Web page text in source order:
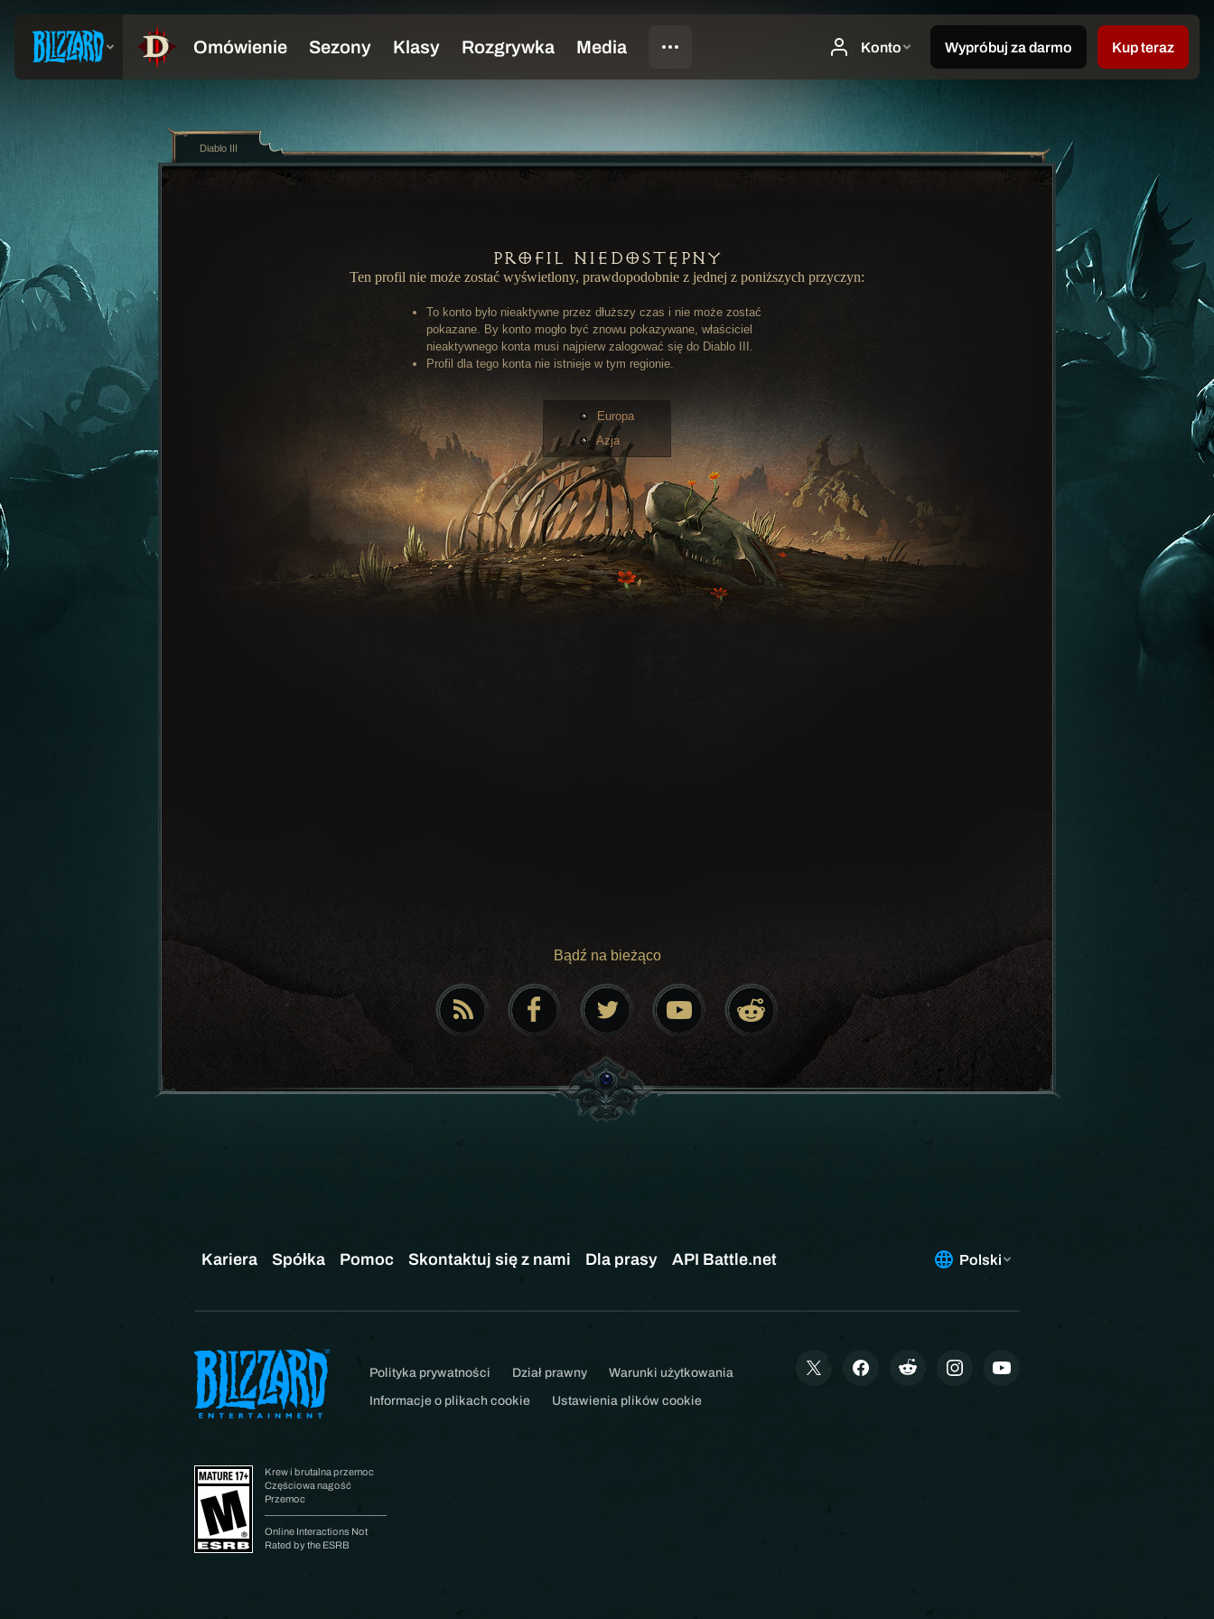
Profil niedostępny
Ten profil nie może zostać wyświetlony, prawdopodobnie z jednej z poniższych przyczyn:
To konto było nieaktywne przez dłuższy czas i nie może zostać
pokazane. By konto mogło być znowu pokazywane, właściciel
nieaktywnego konta musi najpierw zalogować się do Diablo III.
Profil dla tego konta nie istnieje w tym regionie.
Europa
Azja
Bądź na bieżąco
Diablo III